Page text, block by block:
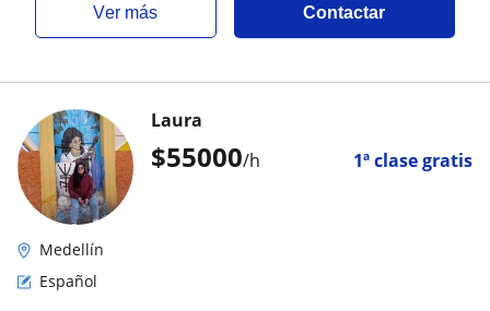
ver más Contactar
$55000/h 1ª clase gratis
Laura
Medellín
Español